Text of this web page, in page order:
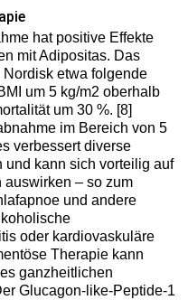
hat positive Effekte
mit Adipositas. Das
etwa folgende
um 5 kg/m2 oberhalb
um 30 %. [8]
im Bereich von 5
verbessert diverse
und kann sich vorteilig auf
– so zum
und andere
oder kardiovaskuläre
Therapie kann
ganzheitlichen
Glucagon-like-Peptide-1